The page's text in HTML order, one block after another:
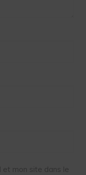
et mon site dans le